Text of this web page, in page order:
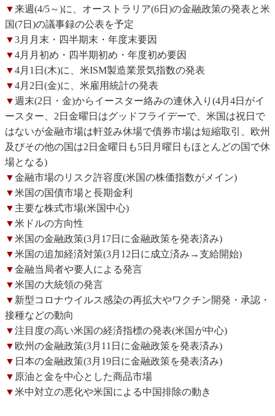
▼来週(4/5～)に、オーストラリア(6日)の金融政策の発表と米
国(7日)の議事録の公表を予定
▼3月月末・四半期末・年度末要因
▼4月月初め・四半期初め・年度初め要因
▼4月1日(木)に、米ISM製造業景気指数の発表
▼4月2日(金)に、米雇用統計の発表
▼週末(2日・金)からイースター絡みの連休入り(4月4日がイ
ースター、2日金曜日はグッドフライデーで、米国は祝日で
はないが金融市場は軒並み休場で債券市場は短縮取引、欧州
及びその他の国は2日金曜日も5日月曜日もほとんどの国で休
場となる)
▼金融市場のリスク許容度(米国の株価指数がメイン)
▼米国の国債市場と長期金利
▼ 主要な株式市場(米国中心)
▼米ドルの方向性
▼米国の金融政策(3月17日に金融政策を発表済み)
▼米国の追加経済対策(3月12日に成立済み→支給開始)
▼金融当局者や要人による発言
▼米国の大統領の発言
▼ 新型コロナウイルス感染の再拡大やワクチン開発・承認・
接種などの動向
▼注目度の高い米国の経済指標の発表(米国が中心)
▼ 欧州の金融政策(3月11日に金融政策を発表済み)
▼ 日本の金融政策(3月19日に金融政策を発表済み)
▼ 原油と金を中心とした商品市場
▼米中対立の悪化や米国による中国排除の動き